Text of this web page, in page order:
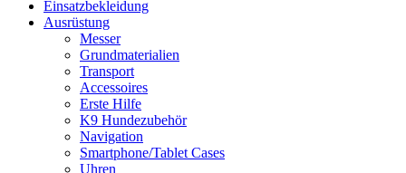
Einsatzbekleidung
Ausrüstung
Messer
Grundmaterialien
Transport
Accessoires
Erste Hilfe
K9 Hundezubehör
Navigation
Smartphone/Tablet Cases
Uhren